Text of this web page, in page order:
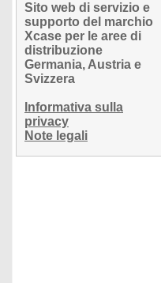
Sito web di servizio e
supporto del marchio
Xcase per le aree di
distribuzione
Germania, Austria e
Svizzera
Informativa sulla
privacy
Note legali